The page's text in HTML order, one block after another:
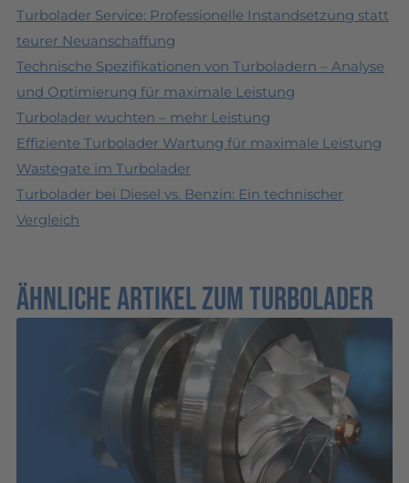
Turbolader Service: Professionelle Instandsetzung statt
teurer Neuanschaffung
Technische Spezifikationen von Turboladern – Analyse
und Optimierung für maximale Leistung
Turbolader wuchten – mehr Leistung
Effiziente Turbolader Wartung für maximale Leistung
Wastegate im Turbolader
Turbolader bei Diesel vs. Benzin: Ein technischer
Vergleich
Ähnliche Artikel zum Turbolader